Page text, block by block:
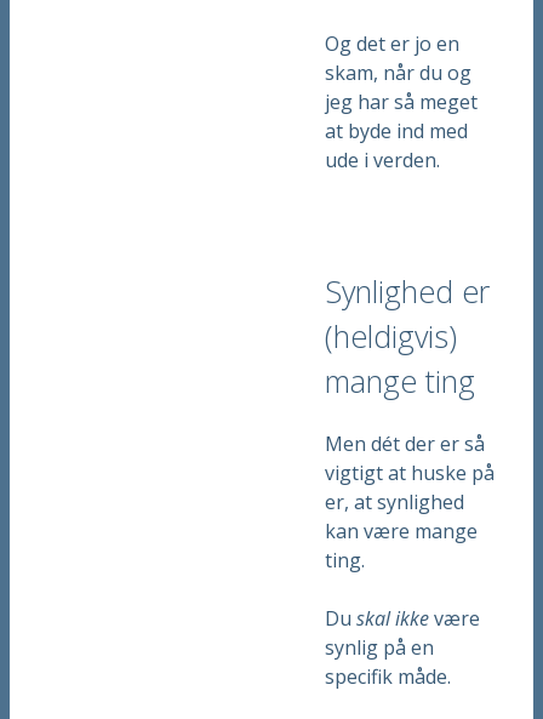
Og det er jo en
skam, når du og
jeg har så meget
at byde ind med
ude i verden.
Synlighed er
(heldigvis)
mange ting
Men dét der er så
vigtigt at huske på
er, at synlighed
kan være mange
ting.
Du skal ikkevære
synlig på en
specifik måde.